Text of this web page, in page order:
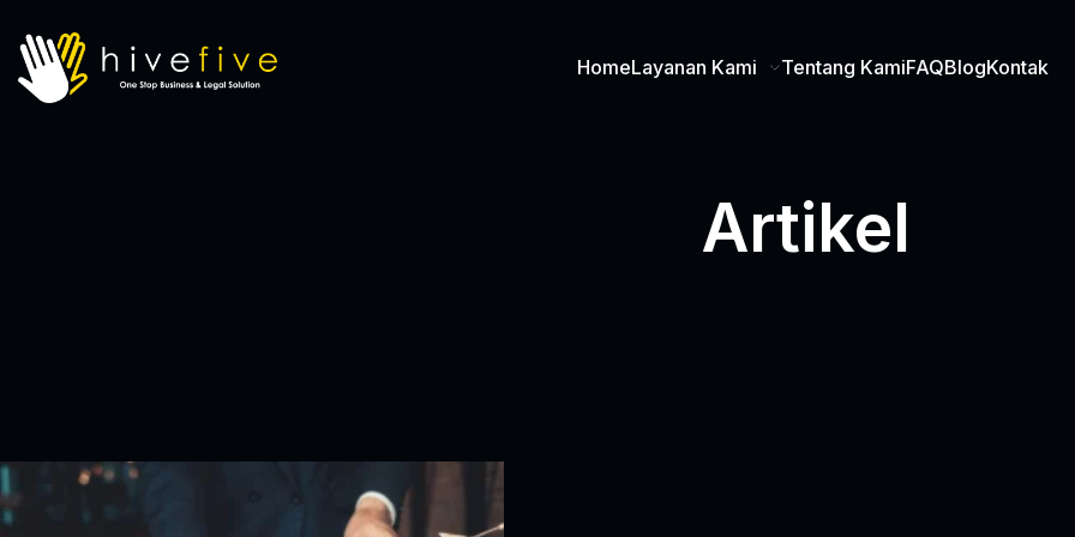
HomeLayanan Kami Tentang KamiFAQBlogKontak
Artikel